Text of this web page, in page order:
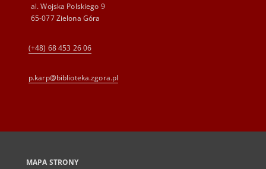
al. Wojska Polskiego 9
65-077 Zielona Góra
(+48) 68 453 26 06
p.karp@biblioteka.zgora.pl
MAPA STRONY